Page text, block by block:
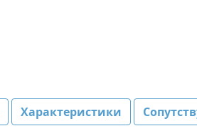
Характеристики